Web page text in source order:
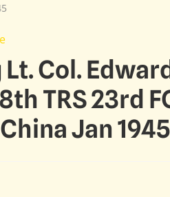
Col.
TRS 23rd
Jan 1945